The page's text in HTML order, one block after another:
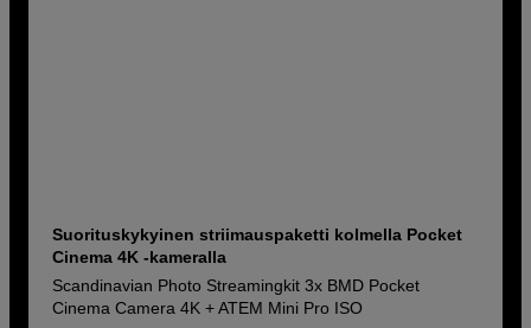
Suorituskykyinen striimauspaketti kolmella Pocket
Cinema 4K -kameralla
Scandinavian Photo Streamingkit 3x BMD Pocket
Cinema Camera 4K + ATEM Mini Pro ISO